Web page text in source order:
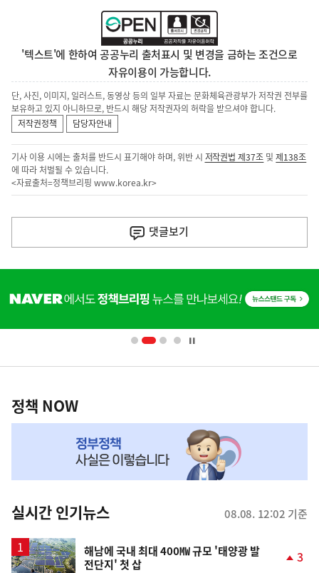
'텍스트'에 한하여 공공누리 출처표시 및 변경을 금하는 조건으로
자유이용이 가능합니다.
단, 사진, 이미지, 일러스트, 동영상 등의 일부 자료는 문화체육관광부가 저작권 전부를
보유하고 있지 아니하므로, 반드시 해당 저작권자의 허락을 받으셔야 합니다.
저작권정책
담당자안내
기사 이용 시에는 출처를 반드시 표기해야 하며, 위반 시 저작권법 제37조 및제138조
에 따라 처벌될 수 있습니다.
<자료출처=정책브리핑 www.korea.kr>
다
음
기
댓글보기
단
영
책
NOW,
뉴
스
정책 NOW
실시간 인기뉴스 08.08. 12:02 기준
해남에 국내 최대 400㎿ 규모 '태양광 발
전단지' 첫 삽
3